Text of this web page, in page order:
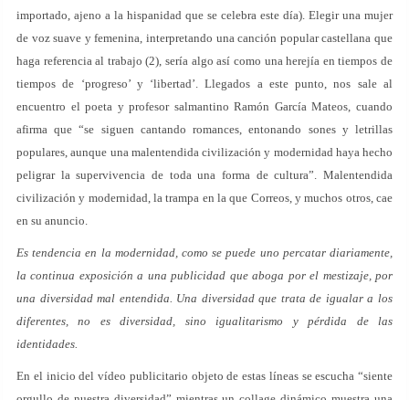
importado, ajeno a la hispanidad que se celebra este día). Elegir una mujer
de voz suave y femenina, interpretando una canción popular castellana que
haga referencia al trabajo (2), sería algo así como una herejía en tiempos de
tiempos de ‘progreso’ y ‘libertad’. Llegados a este punto, nos sale al
encuentro el poeta y profesor salmantino Ramón García Mateos, cuando
afirma que “se siguen cantando romances, entonando sones y letrillas
populares, aunque una malentendida civilización y modernidad haya hecho
peligrar la supervivencia de toda una forma de cultura”. Malentendida
civilización y modernidad, la trampa en la que Correos, y muchos otros, cae
en su anuncio.
Es tendencia en la modernidad, como se puede uno percatar diariamente,
la continua exposición a una publicidad que aboga por el mestizaje, por
una diversidad mal entendida. Una diversidad que trata de igualar a los
diferentes, no es diversidad, sino igualitarismo y pérdida de las
identidades.
En el inicio del vídeo publicitario objeto de estas líneas se escucha “siente